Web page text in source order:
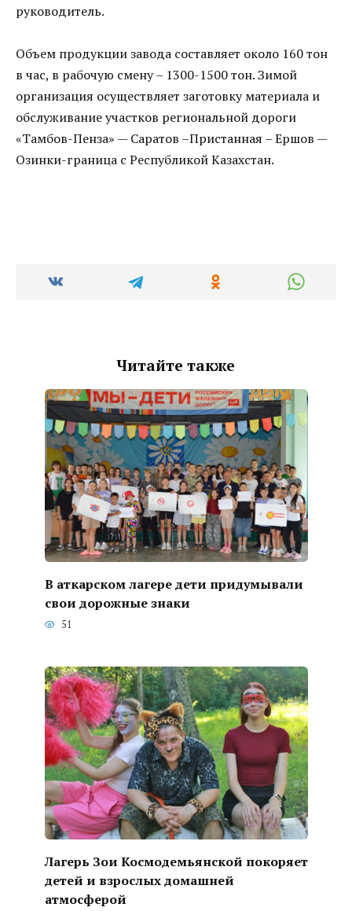
руководитель.
Объем продукции завода составляет около 160 тон
в час, в рабочую смену – 1300-1500 тон. Зимой
организация осуществляет заготовку материала и
обслуживание участков региональной дороги
«Тамбов-Пенза» — Саратов –Пристанная – Ершов —
Озинки-граница с Республикой Казахстан.
Читайте также
В аткарском лагере дети придумывали
свои дорожные знаки
51
Лагерь Зои Космодемьянской покоряет
детей и взрослых домашней
атмосферой